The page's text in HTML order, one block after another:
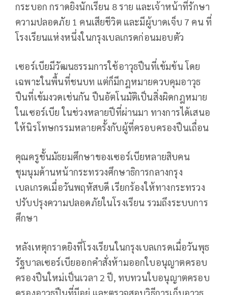
กระบอก กราดยิงนักเรียน 8 ราย และเจ้าหน้าที่รักษา
ความปลอดภัย 1 คนเสียชีวิต และมีผู้บาดเจ็บ 7 คน ที่
โรงเรียนแห่งหนึ่งในกรุงเบลเกรดก่อนมอบตัว
เซอร์เบียมีวัฒนธรรมการใช้อาวุธปืนที่เข้มข้น โดย
เฉพาะในพื้นที่ชนบท แต่ก็มีกฎหมายควบคุมอาวุธ
ปืนที่เข้มงวดเช่นกัน ปืนอัตโนมัติเป็นสิ่งผิดกฎหมาย
ในเซอร์เบีย ในช่วงหลายปีที่ผ่านมา ทางการได้เสนอ
ให้นิรโทษกรรมหลายครั้งกับผู้ที่ครอบครองปืนเถื่อน
คุณครูชั้นมัธยมศึกษาของเซอร์เบียหลายสิบคน
ชุมนุมด้านหน้ากระทรวงศึกษาธิการกลางกรุง
เบลเกรดเมื่อวันพฤหัสบดี เรียกร้องให้ทางกระทรวง
ปรับปรุงความปลอดภัยในโรงเรียน รวมถึงระบบการ
ศึกษา
หลังเหตุกราดยิงที่โรงเรียนในกรุงเบลเกรดเมื่อวันพุธ
รัฐบาลเซอร์เบียออกคำสั่งห้ามออกใบอนุญาตครอบ
ครองปืนใหม่เป็นเวลา 2 ปี, ทบทวนใบอนุญาตครอบ